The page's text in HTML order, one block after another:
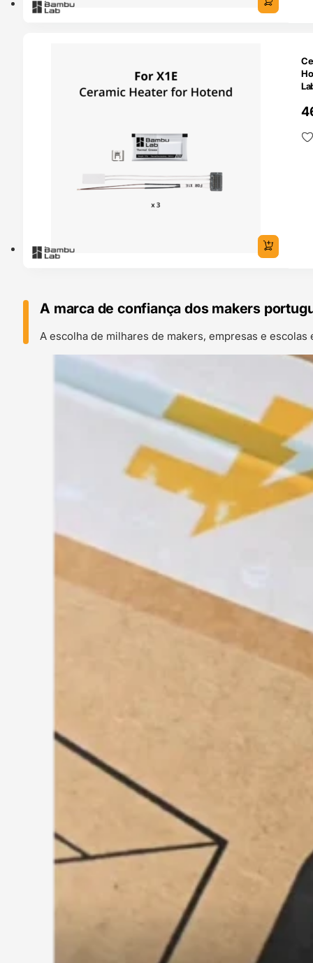
A marca de confiança dos makers
A escolha de milhares de makers, empresas e escolas